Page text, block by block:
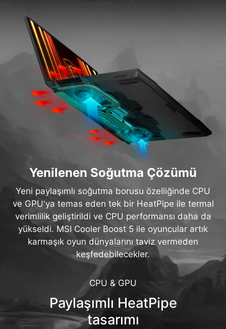
Yenilenen Soğutma Çözümü
Yeni paylaşımlı soğutma borusu özelliğinde CPU
ve GPU'ya temas eden tek bir HeatPipe ile termal
verimlilik geliştirildi ve CPU performansı daha da
yükseldi. MSI Cooler Boost 5 ile oyuncular artık
karmaşık oyun dünyalarını taviz vermeden
keşfedebilecekler.
CPU & GPU
Paylaşımlı HeatPipe
tasarımı